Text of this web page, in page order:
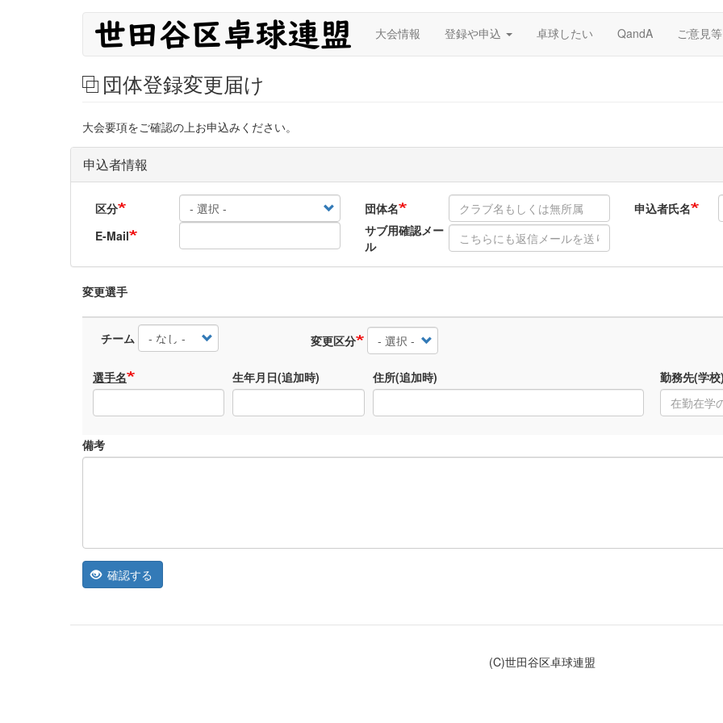
メ
イ
ン
ナ
ビ
ゲ
ー
シ
ョ
ン
大会情報 登録や申込 卓球したい QandA ご意見等
団体登録変更届け
大会要項をご確認の上お申込みください。
申込者情報
区分 団体名
申込者氏名
E-Mail
サブ用確認メー
ル
変更選手
変
チーム 変更区分
選手名 生年月日(追加時) 住所(追加時) 勤務先(学
備考
確認する
(C)世田谷区卓球連盟